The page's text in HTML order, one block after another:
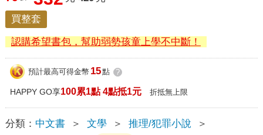
買整套
認購希望書包，幫助弱勢孩童上學不中斷！
預計最高可得金幣 15點 ?
HAPPY GO享100累1點 4點抵1元 折抵無上限
分類： 中文書 ＞ 文學 ＞ 推理/犯罪小說
＞